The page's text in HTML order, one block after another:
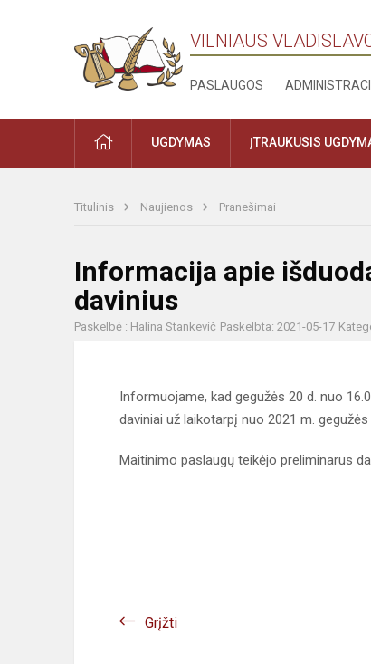
VILNIAUS
PASLAUGOS
PRADŽIAUGDYMAS ĮTRAUKUSIS
Titulinis Naujienos Pranešimai
Informacija apie
davinius
Paskelbė : Halina Stankevič Paskelbta: 2021-05-17
Informuojame, kad gegužės 20 d. nuo
daviniai už laikotarpį nuo 2021 m.
Maitinimo paslaugų teikėjo preliminarus
Grįžti